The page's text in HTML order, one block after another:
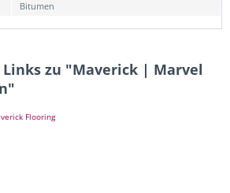
Bitumen
zu "Maverick | Marvel
Flooring